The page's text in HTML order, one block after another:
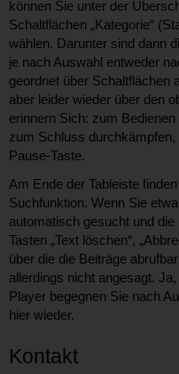
können Sie unter der
Schaltflächen „Kategorie“
wählen. Darunter sind dann
je nach Auswahl entweder
geordnet über Schaltflächen
aber leider wieder über den
erinnern Sich: zum
zum Schluss durchkämpfen,
Pause-Taste.
Am Ende der Tableiste
Suchfunktion. Wenn Sie
automatisch gesucht und
Tasten „Text löschen“,
über die die Beiträge
allerdings nicht angesagt.
Player begegnen Sie nach
hier wieder.
Kontakt